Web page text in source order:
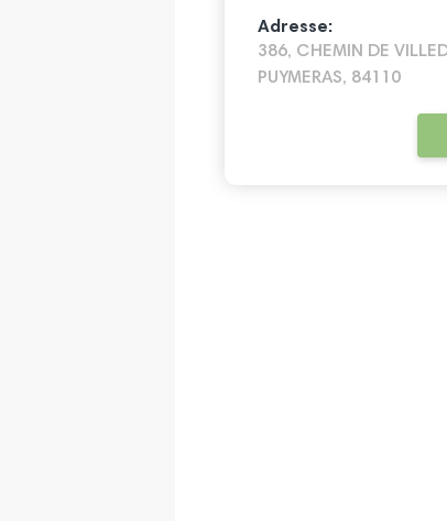
Adresse:
386, CHEMIN DE
PUYMERAS, 84110